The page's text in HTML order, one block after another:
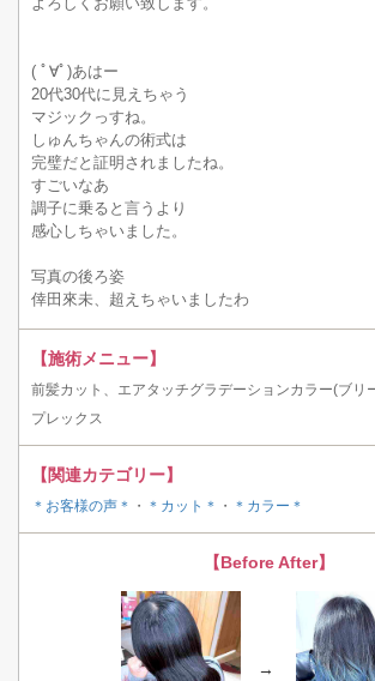
( ﾟ∀ﾟ)あはー
20代30代に見えちゃう
マジックっすね。
しゅんちゃんの術式は
完璧だと証明されましたね。
すごいなあ
調子に乗ると言うより
感心しちゃいました。
写真の後ろ姿
倖田來未、超えちゃいましたわ
【施術メニュー】
前髪カット、エアタッチグラデーションカラー(ブリ
プレックス
【関連カテゴリー】
＊お客様の声＊ ・ ＊カット＊ ・ ＊カラー＊
【Before After】
→